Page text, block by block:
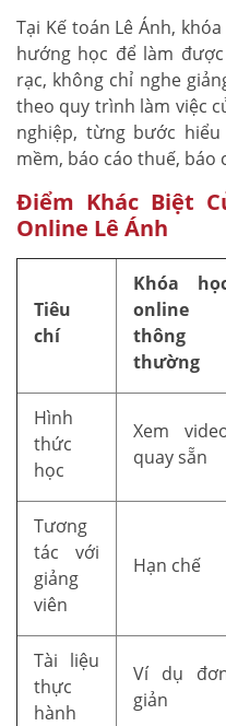
Tại Kế toán Lê Ánh,
hướng học để làm
rạc, không chỉ nghe
theo quy trình làm việc
nghiệp, từng bước
mềm, báo cáo thuế, báo
Điểm Khác Biệt
Online Lê Ánh
Tiêu
chí
Khóa
online
thông
thường
Hình
thức
học
Xem
quay sẵn
Tương
tác với
giảng
viên
Hạn chế
Tài liệu
thực
hành
Ví dụ
giản